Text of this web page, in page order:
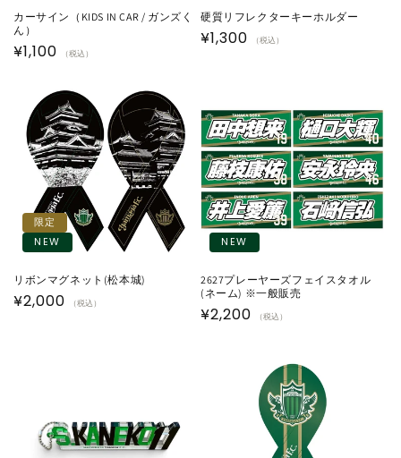
カーサイン（KIDS IN CAR / ガンズく
ん）
通
格
¥1,100 （税込）
硬質リフレクターキーホルダー
通
¥1,300 （税込）
限定
NEW
リボンマグネット(松本城)
通
¥2,000 （税込）
NEW
2627プレーヤーズフェイスタオル
(ネーム) ※一般販売
通
¥2,200 （税込）